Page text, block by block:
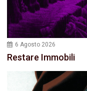
6 Agosto 2026
Restare Immobili